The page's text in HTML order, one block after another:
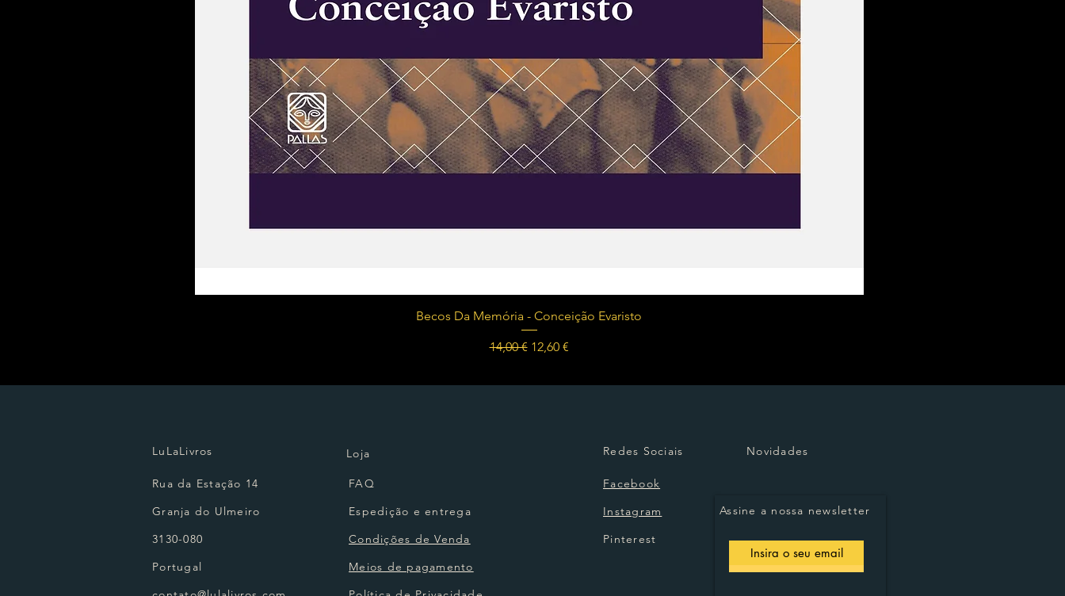
Visualização rápida
Becos Da Memória - Conceição Evaristo
Preço normal
14,00 € Preço promocional
12,60 €
LuLaLivros Loja
Rua da Estação 14
Granja do Ulmeiro
3130-080
Portugal
FAQ
Espedição e entrega
Condições de Venda
Meios de pagamento
Redes Sociais Novidades
Facebook
Instagram
Pinterest
Assine a nossa newsletter